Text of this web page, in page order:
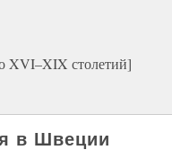
XVI–XIX столетий]
в Швеции